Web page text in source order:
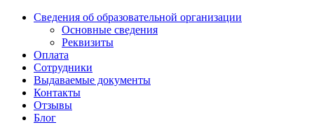
Сведения об образовательной организации
Основные сведения
Реквизиты
Оплата
Сотрудники
Выдаваемые документы
Контакты
Отзывы
Блог